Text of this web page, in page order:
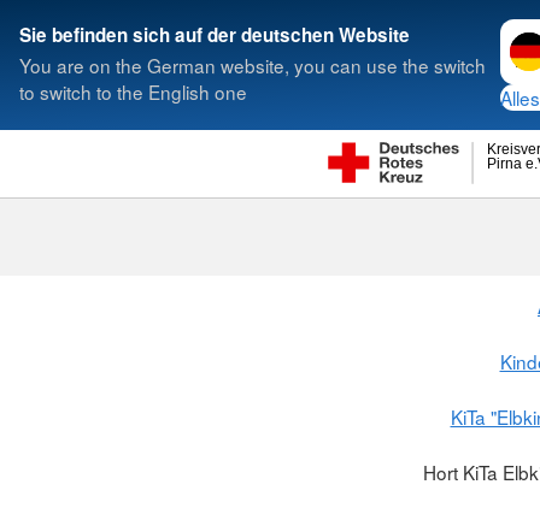
Sie befinden sich auf der deutschen Website
You are on the German website, you can use the switch
to switch to the English one
Pirna
KiTa
Hort KiTa